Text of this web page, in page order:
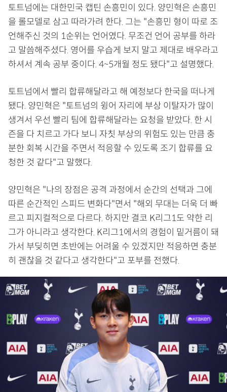
토트넘에는 대한민국 캡틴 손흥민이 있다. 양민혁은 손흥민
을 롤모델로 삼고 따라가려 한다. 그는 "손흥민 형이 따로 조
언해주신 것의 1순위는 언어였다. 무조건 언어 공부를 하라
고 말씀해주셨다. 영어를 우습게 보지 말고 제대로 배우라고
하셔서 계속 공부 중이다. 4~5개월 정도 됐다"고 설명했다.
토트넘에서 빨리 합류해달라고 해 예정보다 한국을 떠나게
됐다. 양민혁은 "토트넘의 윙어 자리에 부상 이탈자가 많이
생겨서 우선 빨리 팀에 합류해달라는 요청을 받았다. 한 시
즌을 다 치르고 가다 보니 자칫 부상의 위험도 있는 만큼 충
분한 회복 시간을 주면서 적응할 수 있도록 조기 합류를 요
청한 것 같다"고 말했다.
양민혁은 "나의 장점은 공격 과정에서 순간의 선택과 그에
따른 순간적인 스피드 변화다"면서 "해외 무대는 더욱 더 빠
르고 피지컬적으로 다르다. 하지만 결코 K리그1도 약한 리
그가 아니라고 생각한다. K리그1에서의 경험이 밑거름이 돼
가서 부딪히면 초반에는 어려울 수 있겠지만 적응하면 충분
히 괜찮을 것 같다고 생각한다"고 포부를 전했다.